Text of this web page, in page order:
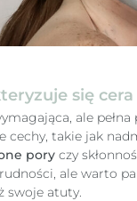
się cera
ale pełna
cechy, takie jak
pory czy
ale warto
swoje atuty.